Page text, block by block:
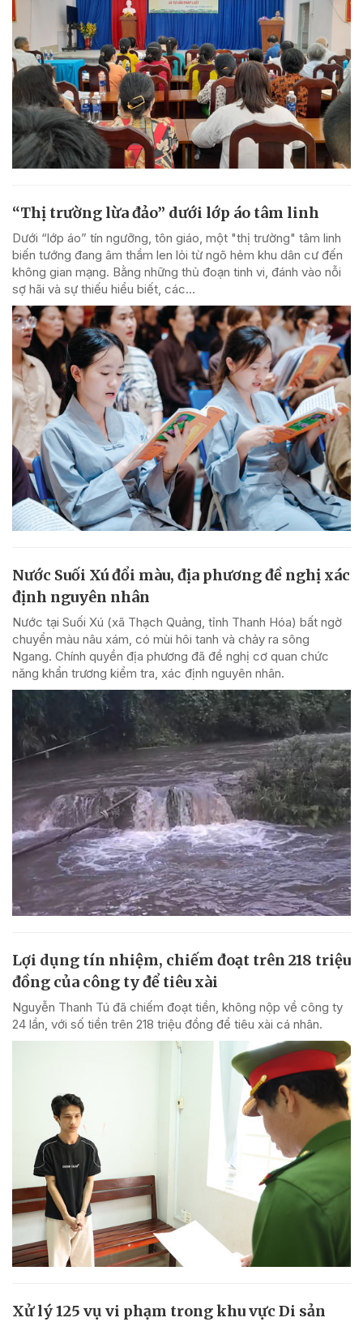
“Thị trường lừa đảo” dưới lớp áo tâm linh
Dưới “lớp áo” tín ngưỡng, tôn giáo, một "thị trường" tâm linh
biến tướng đang âm thầm len lỏi từ ngõ hẻm khu dân cư đến
không gian mạng. Bằng những thủ đoạn tinh vi, đánh vào nỗi
sợ hãi và sự thiếu hiểu biết, các...
Nước Suối Xú đổi màu, địa phương đề nghị xác
định nguyên nhân
Nước tại Suối Xú (xã Thạch Quảng, tỉnh Thanh Hóa) bất ngờ
chuyển màu nâu xám, có mùi hôi tanh và chảy ra sông
Ngang. Chính quyền địa phương đã đề nghị cơ quan chức
năng khẩn trương kiểm tra, xác định nguyên nhân.
Lợi dụng tín nhiệm, chiếm đoạt trên 218 triệu
đồng của công ty để tiêu xài
Nguyễn Thanh Tú đã chiếm đoạt tiền, không nộp về công ty
24 lần, với số tiền trên 218 triệu đồng để tiêu xài cá nhân.
Xử lý 125 vụ vi phạm trong khu vực Di sản